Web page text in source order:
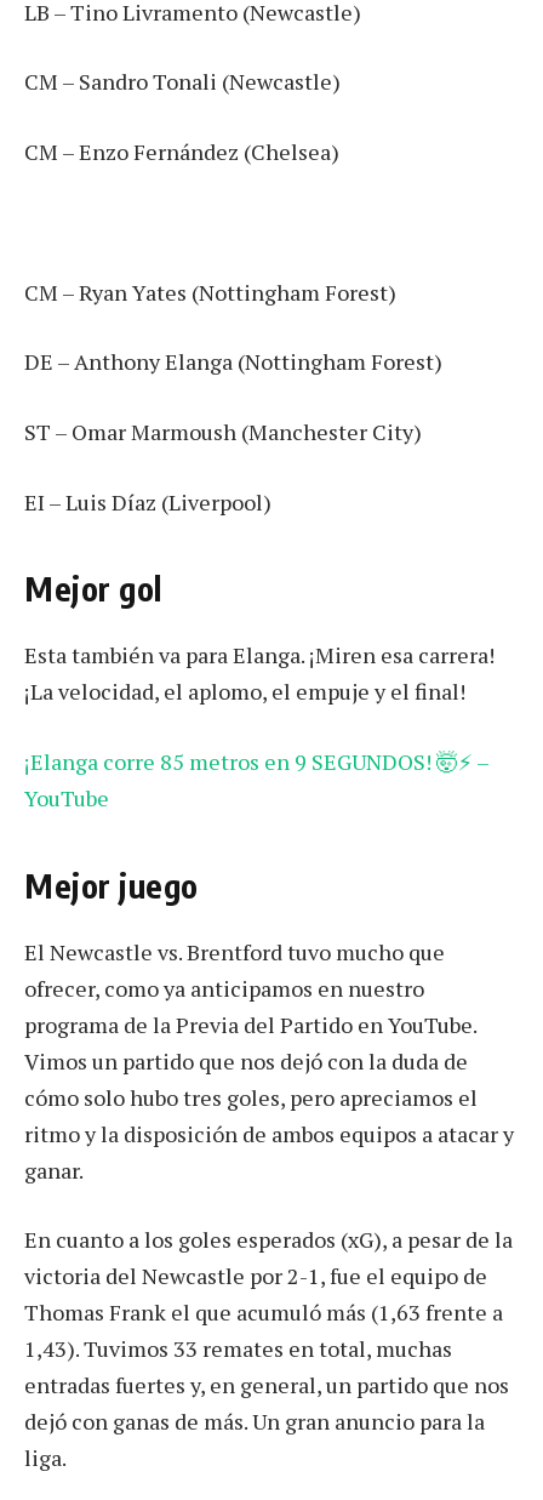
LB – Tino Livramento (Newcastle)
CM – Sandro Tonali (Newcastle)
CM – Enzo Fernández (Chelsea)
CM – Ryan Yates (Nottingham Forest)
DE – Anthony Elanga (Nottingham Forest)
ST – Omar Marmoush (Manchester City)
EI – Luis Díaz (Liverpool)
Mejor gol
Esta también va para Elanga. ¡Miren esa carrera!
¡La velocidad, el aplomo, el empuje y el final!
¡Elanga corre 85 metros en 9 SEGUNDOS! 🤯⚡️ –
YouTube
Mejor juego
El Newcastle vs. Brentford tuvo mucho que
ofrecer, como ya anticipamos en nuestro
programa de la Previa del Partido en YouTube.
Vimos un partido que nos dejó con la duda de
cómo solo hubo tres goles, pero apreciamos el
ritmo y la disposición de ambos equipos a atacar y
ganar.
En cuanto a los goles esperados (xG), a pesar de la
victoria del Newcastle por 2-1, fue el equipo de
Thomas Frank el que acumuló más (1,63 frente a
1,43). Tuvimos 33 remates en total, muchas
entradas fuertes y, en general, un partido que nos
dejó con ganas de más. Un gran anuncio para la
liga.